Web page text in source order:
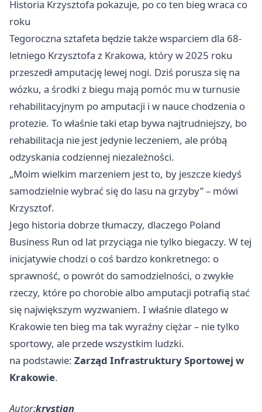
Historia Krzysztofa pokazuje, po co ten bieg wraca co
roku
Tegoroczna sztafeta będzie także wsparciem dla 68-
letniego Krzysztofa z Krakowa, który w 2025 roku
przeszedł amputację lewej nogi. Dziś porusza się na
wózku, a środki z biegu mają pomóc mu w turnusie
rehabilitacyjnym po amputacji i w nauce chodzenia o
protezie. To właśnie taki etap bywa najtrudniejszy, bo
rehabilitacja nie jest jedynie leczeniem, ale próbą
odzyskania codziennej niezależności.
„Moim wielkim marzeniem jest to, by jeszcze kiedyś
samodzielnie wybrać się do lasu na grzyby” – mówi
Krzysztof.
Jego historia dobrze tłumaczy, dlaczego Poland
Business Run od lat przyciąga nie tylko biegaczy. W tej
inicjatywie chodzi o coś bardzo konkretnego: o
sprawność, o powrót do samodzielności, o zwykłe
rzeczy, które po chorobie albo amputacji potrafią stać
się największym wyzwaniem. I właśnie dlatego w
Krakowie ten bieg ma tak wyraźny ciężar – nie tylko
sportowy, ale przede wszystkim ludzki.
na podstawie: Zarząd Infrastruktury Sportowej w
Krakowie.
Autor:krystian